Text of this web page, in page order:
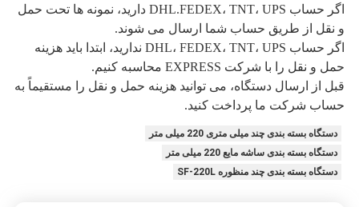
اگر حساب DHL.FEDEX، TNT، UPS دارید، نمونه ها تحت حمل
و نقل از طریق حساب شما ارسال می شوند.
اگر حساب DHL، FEDEX، TNT، UPS ندارید، ابتدا باید هزینه
حمل و نقل را با شرکت EXPRESS محاسبه کنیم.
قبل از ارسال دستگاه، می توانید هزینه حمل و نقل را مستقیماً به
حساب شرکت ما پرداخت کنید.
دستگاه بسته بندی چند میلی متری 220 میلی متر
دستگاه بسته بندی ساشه مایع 220 میلی متر
دستگاه بسته بندی چند منظوره SF-220L